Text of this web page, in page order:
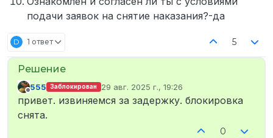
подачи заявок на снятие наказания?-да
D 1 ответ 5
Не в сети
555 Заблокирован 29 авг. 2025 г., 19:26
отредактировано
привет. извиняемся за задержку. блокировка
снята.
0